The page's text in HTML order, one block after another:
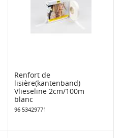
Renfort de
lisière(kantenband)
Vlieseline 2cm/100m
blanc
96 53429771